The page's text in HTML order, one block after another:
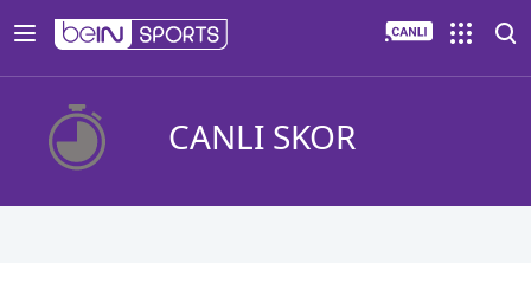
CANLI SKOR